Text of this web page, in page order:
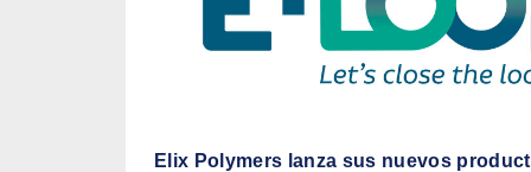
Elix Polymers lanza sus nuevos